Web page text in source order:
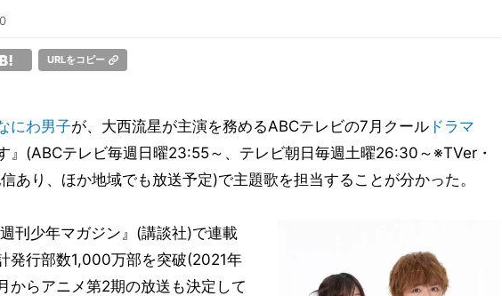
URLをコピー
にわ男子が、大西流星が主演を務めるABCテレビの7月クール ドラマ
』(ABCテレビ毎週日曜23:55～、テレビ朝日毎週土曜26:30～※TVer・
あり、ほか地域でも放送予定)で主題歌を担当することが分かった。
刊少年マガジン』(講談社)で連載
発行部数1,000万部を突破(2021年
からアニメ第2期の放送も決定して